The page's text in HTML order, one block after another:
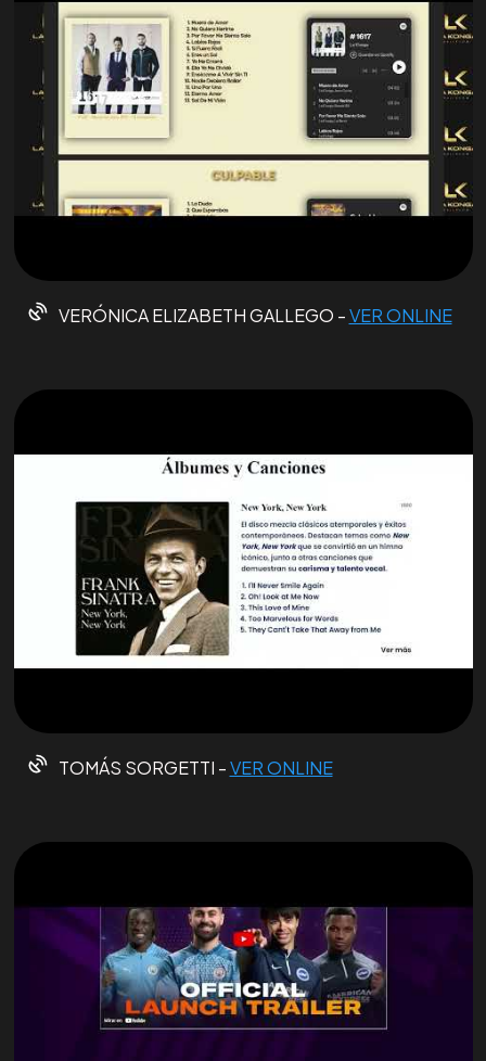
VERÓNICA ELIZABETH GALLEGO -VER ONLINE
TOMÁS SORGETTI -VER ONLINE